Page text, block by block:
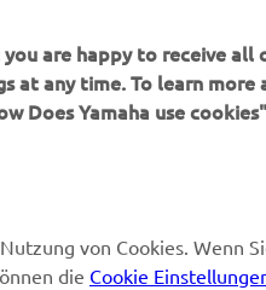
- 2026 Yamaha Motor Europe
are happy to receive all
at any time. To learn
Does Yamaha use
von Cookies. Wenn
die Cookie